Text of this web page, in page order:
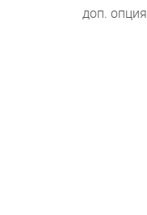
доп. опция